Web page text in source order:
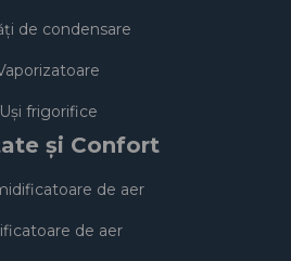
de condensare
Uși frigorifice
și Confort
de aer
de aer